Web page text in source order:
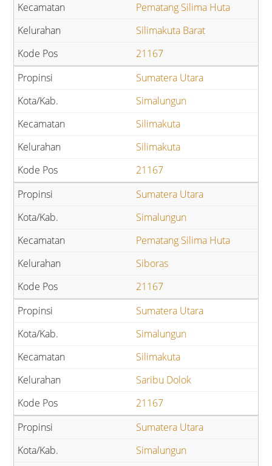
Pematang Silima Huta
Silimakuta Barat
21167
Sumatera Utara
Simalungun
Silimakuta
Silimakuta
21167
Sumatera Utara
Simalungun
Pematang Silima Huta
Siboras
21167
Sumatera Utara
Simalungun
Silimakuta
Saribu Dolok
21167
Sumatera Utara
Simalungun